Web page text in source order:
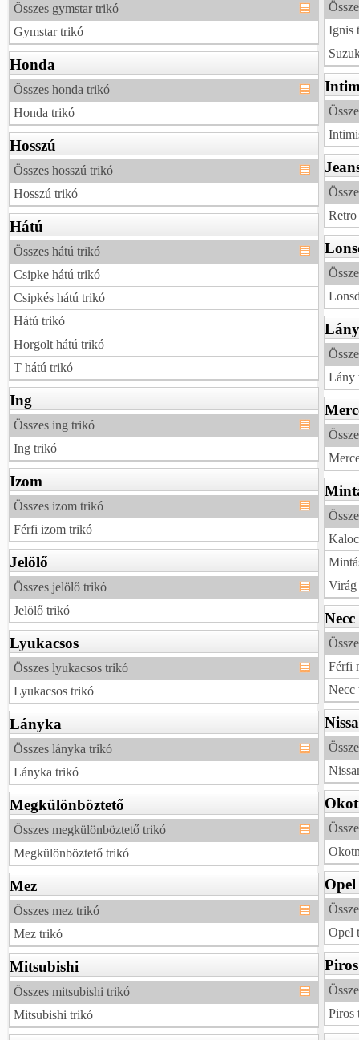
Összes gymstar trikó
Gymstar trikó
Honda
Összes honda trikó
Honda trikó
Hosszú
Összes hosszú trikó
Hosszú trikó
Hátú
Összes hátú trikó
Csipke hátú trikó
Csipkés hátú trikó
Hátú trikó
Horgolt hátú trikó
T hátú trikó
Ing
Összes ing trikó
Ing trikó
Izom
Összes izom trikó
Férfi izom trikó
Jelölő
Összes jelölő trikó
Jelölő trikó
Lyukacsos
Összes lyukacsos trikó
Lyukacsos trikó
Lányka
Összes lányka trikó
Lányka trikó
Megkülönböztető
Összes megkülönböztető trikó
Megkülönböztető trikó
Mez
Összes mez trikó
Mez trikó
Mitsubishi
Összes mitsubishi trikó
Mitsubishi trikó
Ignis
Lány
Lány
Virág
Necc
Férfi
Necc
Opel
Opel
Piros
Piros